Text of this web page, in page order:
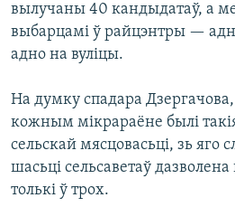
вылучаны 40 кандыдатаў, а
выбарцамі ў райцэнтры —
адно на вуліцы.
На думку спадара
кожным мікрараёне былі
сельскай мясцовасьці, зь яго
шасьці сельсаветаў дазволена
толькі ў трох.